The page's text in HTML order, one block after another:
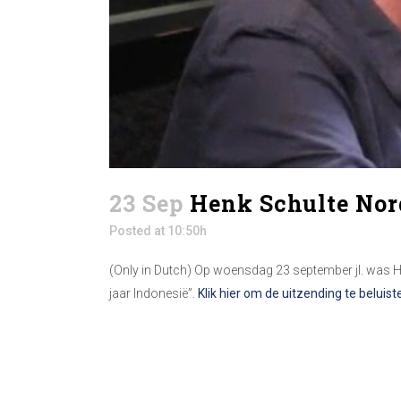
23 Sep Henk Schulte
Posted at 10:50h
(Only in Dutch) Op woensdag 23 september jl. was
jaar Indonesië”. Klik hier om de uitzending te